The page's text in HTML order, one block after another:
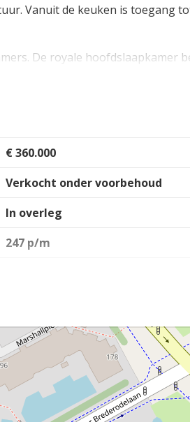
Vanuit de keuken is toegang
De royale hoofdslaapkamer
toegang tot de badkamer. De
van een douche, wastafelmeubel
kamer
gerenoveerd en verduurzaamd
scholen en uitvalswegen A4 en
op een uitstekende
€ 360.000
Verkocht onder voorbehoud
In overleg
247 p/m
Portiekflat, Appartement
Bestaande bouw
1976
Plat dak Bitumineuze